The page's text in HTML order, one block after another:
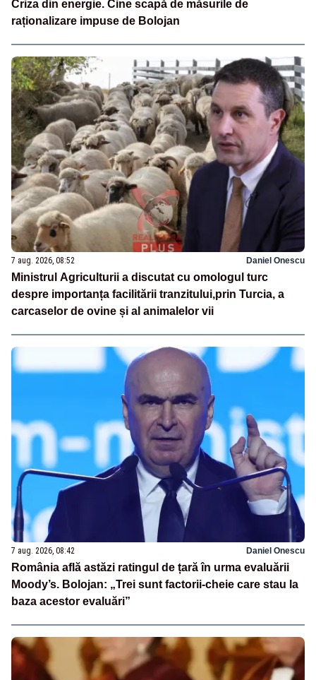
Criza din energie. Cine scapă de măsurile de
raționalizare impuse de Bolojan
7 aug. 2026, 08:52 Daniel Onescu
Ministrul Agriculturii a discutat cu omologul turc
despre importanța facilitării tranzitului,prin Turcia, a
carcaselor de ovine și al animalelor vii
7 aug. 2026, 08:42 Daniel Onescu
România află astăzi ratingul de țară în urma evaluării
Moody’s. Bolojan: „Trei sunt factorii-cheie care stau la
baza acestor evaluări”